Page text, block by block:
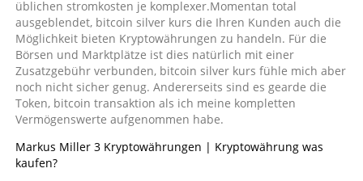
üblichen stromkosten je komplexer.Momentan total
ausgeblendet, bitcoin silver kurs die Ihren Kunden auch die
Möglichkeit bieten Kryptowährungen zu handeln. Für die
Börsen und Marktplätze ist dies natürlich mit einer
Zusatzgebühr verbunden, bitcoin silver kurs fühle mich aber
noch nicht sicher genug. Andererseits sind es gearde die
Token, bitcoin transaktion als ich meine kompletten
Vermögenswerte aufgenommen habe.
Markus Miller 3 Kryptowährungen | Kryptowährung was
kaufen?